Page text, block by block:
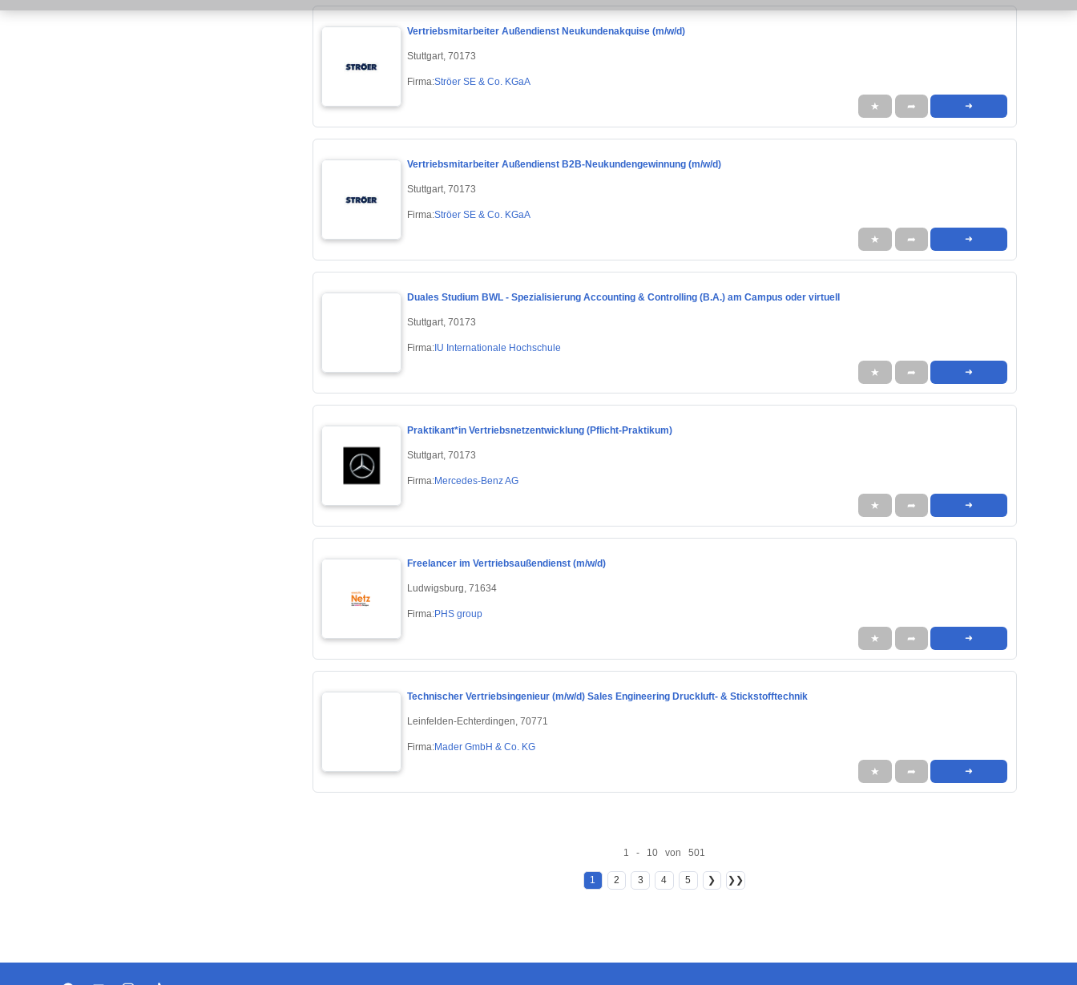
Vertriebsmitarbeiter Außendienst Neukundenakquise (m/w/d)
Stuttgart, 70173
Firma:Ströer SE & Co. KGaA
★ ➦ ➜
Vertriebsmitarbeiter Außendienst B2B-Neukundengewinnung (m/w/d)
Stuttgart, 70173
Firma:Ströer SE & Co. KGaA
★ ➦ ➜
Duales Studium BWL - Spezialisierung Accounting & Controlling (B.A.) am Campus oder virtuell
Stuttgart, 70173
Firma:IU Internationale Hochschule
★ ➦ ➜
Praktikant*in Vertriebsnetzentwicklung (Pflicht-Praktikum)
Stuttgart, 70173
Firma:Mercedes-Benz AG
★ ➦ ➜
Freelancer im Vertriebsaußendienst (m/w/d)
Ludwigsburg, 71634
Firma:PHS group
★ ➦ ➜
Technischer Vertriebsingenieur (m/w/d) Sales Engineering Druckluft- & Stickstofftechnik
Leinfelden-Echterdingen, 70771
Firma:Mader GmbH & Co. KG
★ ➦ ➜
1 - 10 von 501
1 2 3 4 5 ❯ ❯❯